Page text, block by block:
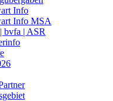
Info
Info MSA
| ASR